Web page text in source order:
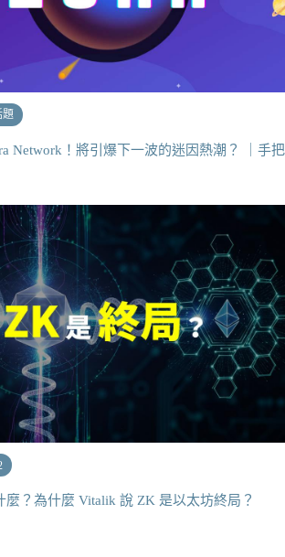
題
Network！將引爆下一波的迷因熱潮？ ｜手
麼？為什麼 Vitalik 說 ZK 是以太坊終局？